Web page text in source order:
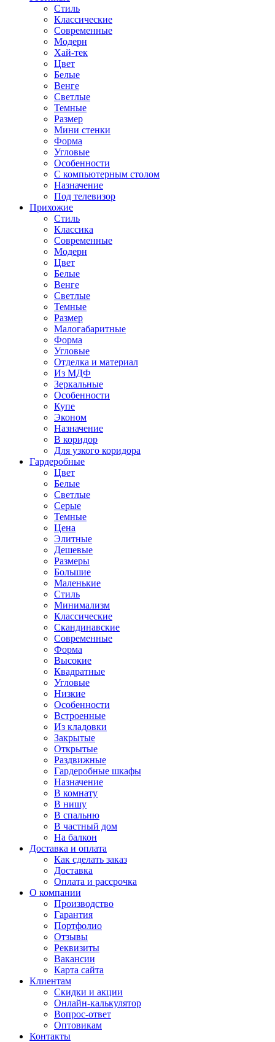
Стиль
Классические
Современные
Модерн
Хай-тек
Цвет
Белые
Венге
Светлые
Темные
Размер
Мини стенки
Форма
Угловые
Особенности
С компьютерным столом
Назначение
Под телевизор
Прихожие
Стиль
Классика
Современные
Модерн
Цвет
Белые
Венге
Светлые
Темные
Размер
Малогабаритные
Форма
Угловые
Отделка и материал
Из МДФ
Зеркальные
Особенности
Купе
Эконом
Назначение
В коридор
Для узкого коридора
Гардеробные
Цвет
Белые
Светлые
Серые
Темные
Цена
Элитные
Дешевые
Размеры
Большие
Маленькие
Стиль
Минимализм
Классические
Скандинавские
Современные
Форма
Высокие
Квадратные
Угловые
Низкие
Особенности
Встроенные
Из кладовки
Закрытые
Открытые
Раздвижные
Гардеробные шкафы
Назначение
В комнату
В нишу
В спальню
В частный дом
На балкон
Доставка и оплата
Как сделать заказ
Доставка
Оплата и рассрочка
О компании
Производство
Гарантия
Портфолио
Отзывы
Реквизиты
Вакансии
Карта сайта
Клиентам
Скидки и акции
Онлайн-калькулятор
Вопрос-ответ
Оптовикам
Контакты